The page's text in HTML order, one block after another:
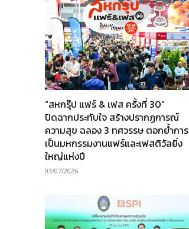
“สหกรุ๊ป แฟร์ & เฟส ครั้งที่ 30”
ปิดฉากประทับใจ สร้างปรากฏการณ์
ความสุข ฉลอง 3 ทศวรรษ ตอกย้ำการ
เป็นมหกรรมงานแฟร์และเฟสติวัลยิ่ง
ใหญ่แห่งปี
03/07/2026